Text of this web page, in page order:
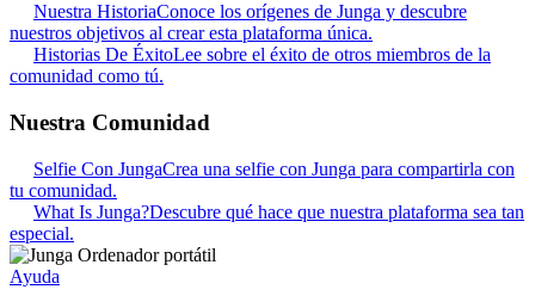
Nuestra HistoriaConoce los orígenes de Junga y descubre
nuestros objetivos al crear esta plataforma única.
Historias De ÉxitoLee sobre el éxito de otros miembros de la
comunidad como tú.
Nuestra Comunidad
Selfie Con JungaCrea una selfie con Junga para compartirla con
tu comunidad.
What Is Junga?Descubre qué hace que nuestra plataforma sea tan
especial.
Ayuda